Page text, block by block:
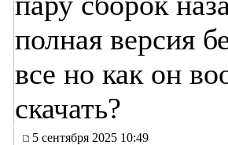
полная версия
все но как он
скачать?
5 сентября 2025 10:49